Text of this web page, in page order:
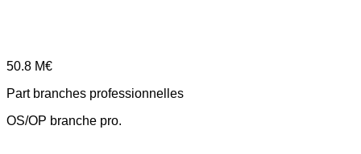
50.8 M€
Part branches professionnelles
OS/OP branche pro.